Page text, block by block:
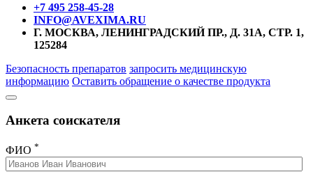
+7 495 258-45-28
INFO@AVEXIMA.RU
Г. МОСКВА, ЛЕНИНГРАДСКИЙ ПР., Д. 31А, СТР. 1,
125284
Безопасность препаратов запросить медицинскую
информацию Оставить обращение о качестве продукта
Анкета соискателя
ФИО *